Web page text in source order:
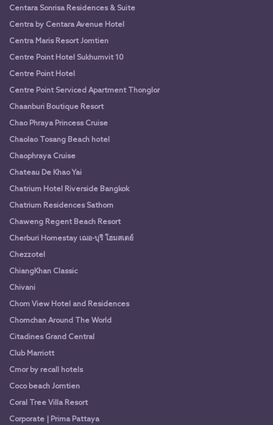
Centara Sonrisa Residences & Suite
Centra by Centara Avenue Hotel
Centra Maris Resort Jomtien
Centre Point Hotel Sukhumvit 10
Centre Point Hotel
Centre Point Serviced Apartment Thonglor
Chaanburi Boutique Resort
Chao Phraya Princess Cruise
Chaolao Tosang Beach hotel
Chaophraya Cruise
Chateau De Khao Yai
Chatrium Hotel Riverside Bangkok
Chatrium Residences Sathorn
Chaweng Regent Beach Resort
Cherburi Homestay เฌอ-บุรี โฮมสเตย์
Chezzotel
ChiangKhan Classic
Chivani
Chom View Hotel and Residences
Chomchan Around The World
Citadines Grand Central
Club Marriott
Cmor by recall hotels
Coco beach Jomtien
Coral Tree Villa Resort
Corporate | Prima Pattaya